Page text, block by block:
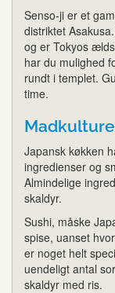
Senso-ji er et
distriktet
og er Tokyos
har du mulighed
rundt i templet.
time.
Japansk køkken
ingredienser og
Almindelige
skaldyr.
Sushi, måske
spise, uanset
er noget helt
uendeligt antal
skaldyr med ris.